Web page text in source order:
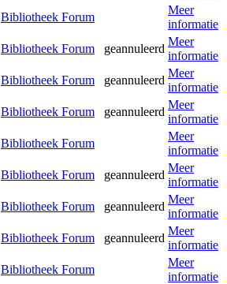
Bibliotheek Forum
Meer
informatie
Bibliotheek Forum geannuleerd
Meer
informatie
Bibliotheek Forum geannuleerd
Meer
informatie
Bibliotheek Forum geannuleerd
Meer
informatie
Bibliotheek Forum
Meer
informatie
Bibliotheek Forum geannuleerd
Meer
informatie
Bibliotheek Forum geannuleerd
Meer
informatie
Bibliotheek Forum geannuleerd
Meer
informatie
Bibliotheek Forum
Meer
informatie